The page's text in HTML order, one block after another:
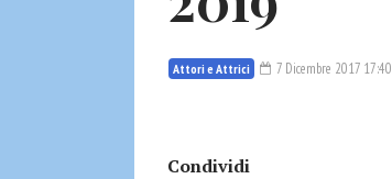
Attori e Attrici 7 Dicembre 2017 17:40
Condividi